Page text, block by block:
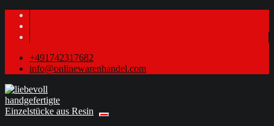
+491742317682
info@onlinewarenhandel.com